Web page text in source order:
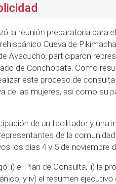
la reunión preparatoria
Cueva de
Ayacucho, participaron
de Conchopata. Como
este proceso de
de las mujeres, así como su
de un facilitador y una
de la
los días 4 y 5 de noviembre
i) el Plan de Consulta, ii) la
y iv) el resumen